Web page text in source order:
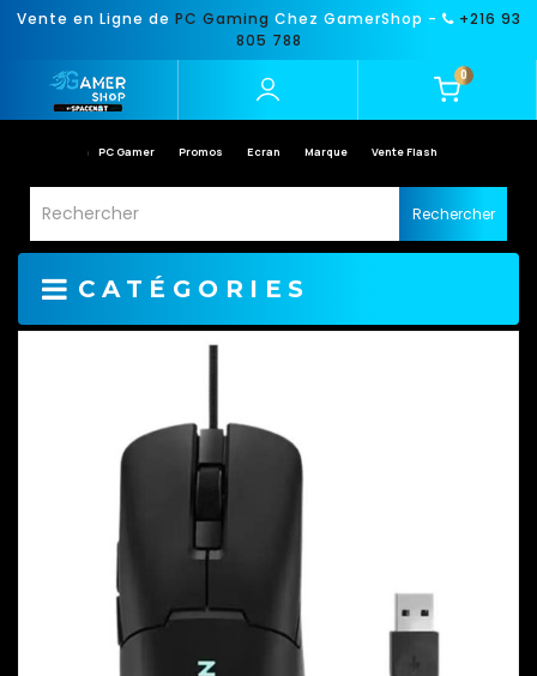
Vente en Ligne de PC Gaming Chez GamerShop -
+216 93
805 788
0
PC Gamer Promos Ecran Marque Vente Flash
Rechercher
CATÉGORIES